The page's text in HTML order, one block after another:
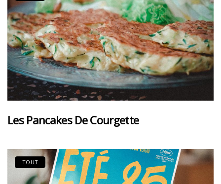
Les Pancakes De Courgette
TOUT